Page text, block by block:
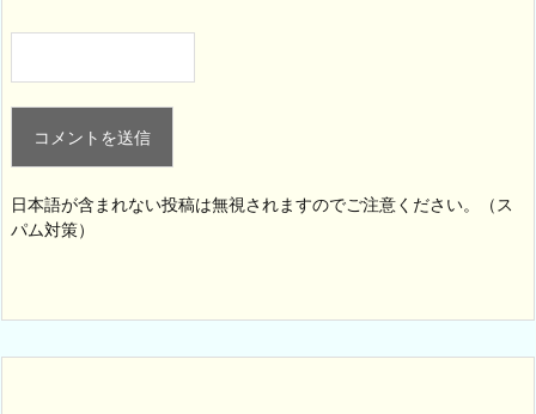
日本語が含まれない投稿は無視されますのでご注意ください。（ス
パム対策）